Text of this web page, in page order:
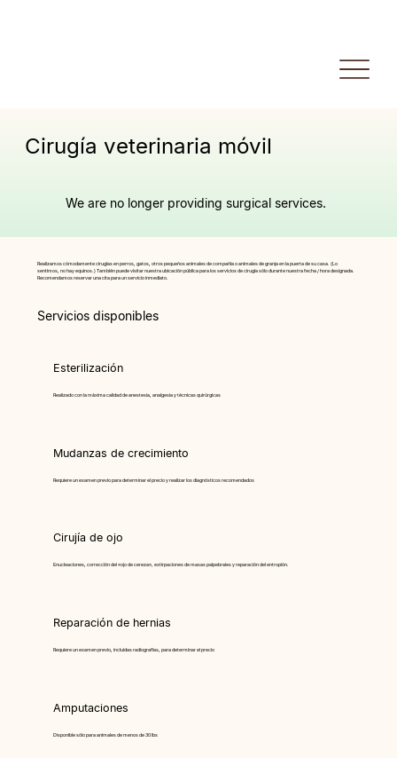
Cirugía veterinaria móvil
We are no longer providing surgical services.
Realizamos cómodamente cirugías en perros, gatos, otros pequeños animales de compañía o animales de granja en la puerta de su casa. (Lo
sentimos, no hay equinos.) También puede visitar nuestra ubicación pública para los servicios de cirugía sólo durante nuestra fecha / hora designada.
Recomendamos reservar una cita para un servicio inmediato.
Servicios disponibles
Esterilización
Realizado con la máxima calidad de anestesia, analgesia y técnicas quirúrgicas
Mudanzas de crecimiento
Requiere un examen previo para determinar el precio y realizar los diagnósticos recomendados
Cirujía de ojo
Enucleaciones, corrección del «ojo de cereza», extirpaciones de masas palpebrales y reparación del entropión.
Reparación de hernias
Requiere un examen previo, incluidas radiografías, para determinar el precio
Amputaciones
Disponible sólo para animales de menos de 30 lbs